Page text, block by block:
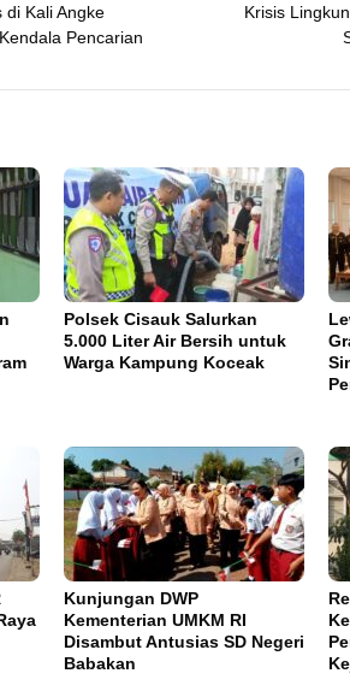
di Kali Angke
Pencarian
Krisis
Polsek Cisauk Salurkan
5.000 Liter Air Bersih untuk
Warga Kampung Koceak
Kunjungan DWP
Kementerian UMKM RI
Disambut Antusias SD Negeri
Babakan